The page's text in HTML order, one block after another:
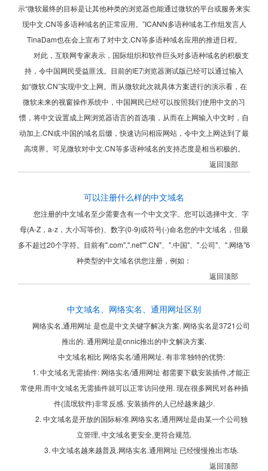
示“微软最终的目标是让其他种类的浏览器也能通过微软的平台或服务来实
现中文.CN等多语种域名的正常应用。”ICANN多语种域名工作组发言人
TinaDam也在会上宣布了对中文.CN等多语种域名应用的推进日程。
对此，互联网专家表示，国际组织和软件巨头对多语种域名的积极支
持，令中国网民受益匪浅。目前的IE7浏览器测试版已经可以通过输入
如“微软.CN”实现中文上网。而从微软此次就具体方案进行的演示看，在
微软未来的视窗操作系统中，中国网民已经可以按照我们使用中文的习
惯，将中文设置成上网浏览器语言的首选项，从而在上网输入中文时，自
动加上.CN或.中国的域名后缀，快速访问相应网站，令中文上网达到了最
高境界。可见微软对中文.CN等多语种域名的支持态度是相当积极的。
返回顶部
可以注册什么样的中文域名
您注册的中文域名至少需要含有一个中文文字。您可以选择中文、字
母(A-Z，a-z，大小写等价)、数字(0-9)或符号(-)命名您的中文域名，但最
多不超过20个字符。目前有".com",".net"".CN"、".中国"、".公司"、".网络"6
种类型的中文域名供您注册，例如：
返回顶部
中文域名、网络实名、通用网址区别
网络实名,通用网址 是也是中文关键字解决方案. 网络实名是3721公司
推出的. 通用网址是cnnic推出的中文解决方案.
中文域名相比 网络实名/通用网址. 有非常独特的优势:
1. 中文域名无需插件: 网络实名/通用网址 都需要下载安装插件,才能正
常使用.而中文域名无需插件就可以正常访问使用. 现在很多网民对各种插
件(流氓软件)非常反感. 安装插件的人已经越来越少.
2. 中文域名是开放的国际标准.网络实名,通用网址是由某一个公司独
立管理, 中文域名更安全,更符合规范.
3. 中文域名越来越普及.网络实名.通用网址 已经慢慢推出市场.
返回顶部